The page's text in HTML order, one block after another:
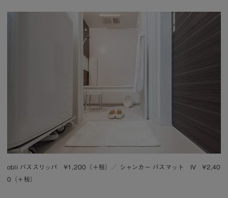
obli バススリッパ ¥1,200（＋税） ／
シャンカー バスマット IV ¥2,40
0（＋税）